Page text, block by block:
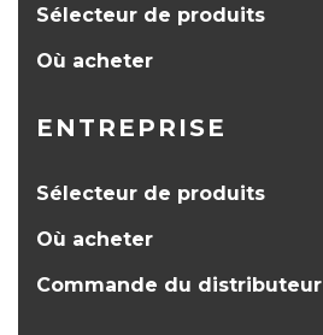
Sélecteur de produits
Où acheter
ENTREPRISE
Sélecteur de produits
Où acheter
Commande du distributeur